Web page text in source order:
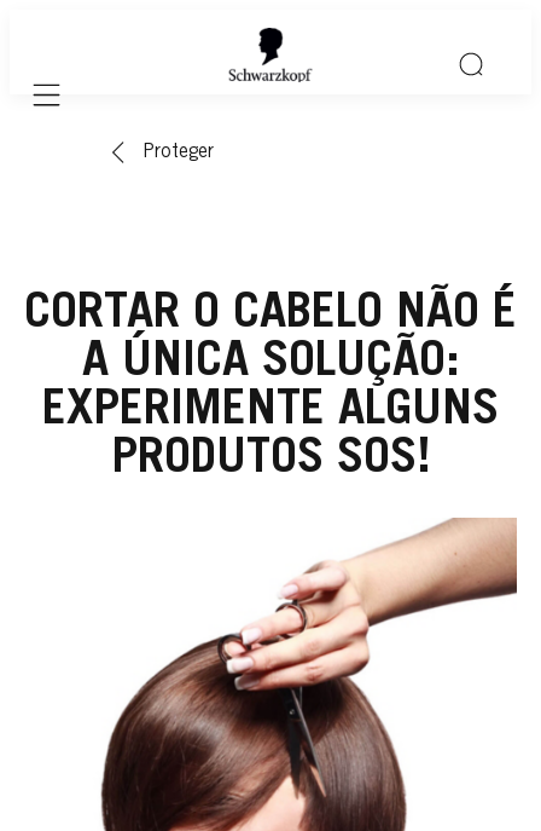
Mobile navigation
Proteger
CORTAR O CABELO NÃO É
A ÚNICA SOLUÇÃO:
EXPERIMENTE ALGUNS
PRODUTOS SOS!